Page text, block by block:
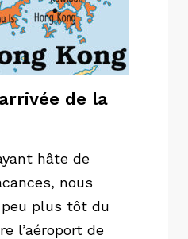
de la
hâte de
nous
plus tôt du
l’aéroport de